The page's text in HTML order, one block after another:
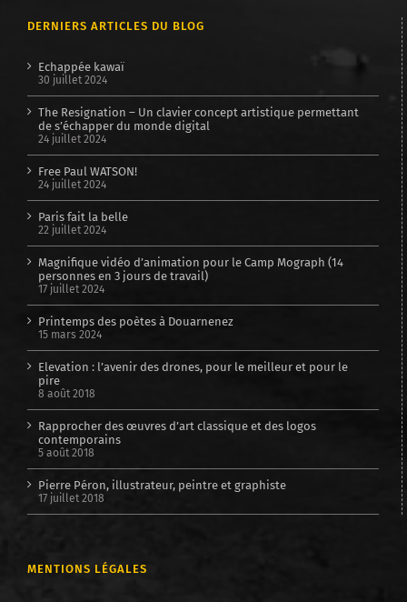
DERNIERS ARTICLES DU BLOG
Echappée kawaï
30 juillet 2024
The Resignation – Un clavier concept artistique permettant
de s’échapper du monde digital
24 juillet 2024
Free Paul WATSON!
24 juillet 2024
Paris fait la belle
22 juillet 2024
Magnifique vidéo d’animation pour le Camp Mograph (14
personnes en 3 jours de travail)
17 juillet 2024
Printemps des poètes à Douarnenez
15 mars 2024
Elevation : l’avenir des drones, pour le meilleur et pour le
pire
8 août 2018
Rapprocher des œuvres d’art classique et des logos
contemporains
5 août 2018
Pierre Péron, illustrateur, peintre et graphiste
17 juillet 2018
MENTIONS LÉGALES